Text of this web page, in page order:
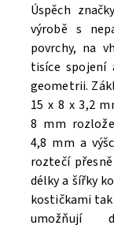
Úspěch
výrobě s
povrchy, na
tisíce spojení
geometrii.
15 x 8 x 3,2
8 mm
4,8 mm a
roztečí
délky a šířky
kostičkami
umožňují